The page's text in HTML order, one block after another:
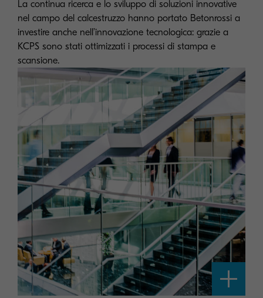
La continua ricerca e lo sviluppo di soluzioni innovative
nel campo del calcestruzzo hanno portato Betonrossi a
investire anche nell’innovazione tecnologica: grazie a
KCPS sono stati ottimizzati i processi di stampa e
scansione.